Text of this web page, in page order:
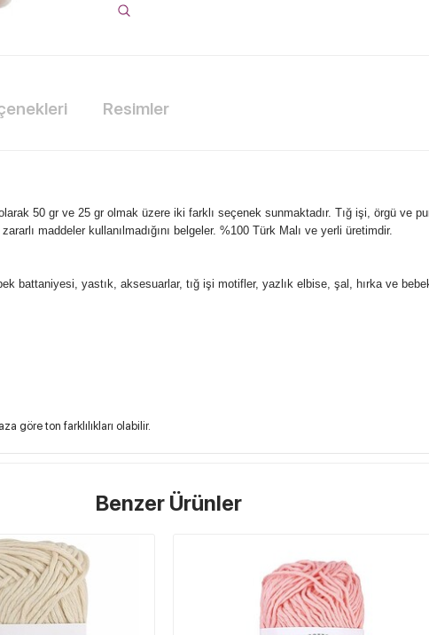
Resimler
50 gr ve 25 gr olmak üzere iki farklı seçenek sunmaktadır. Tığ işi, örgü ve
maddeler kullanılmadığını belgeler. %100 Türk Malı ve yerli üretimdir.
battaniyesi, yastık, aksesuarlar, tığ işi motifler, yazlık elbise, şal, hırka ve
göre ton farklılıkları olabilir.
Benzer Ürünler